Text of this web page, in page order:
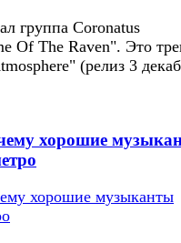
группа Coronatus
Of The Raven". Это
(релиз 3
хорошие